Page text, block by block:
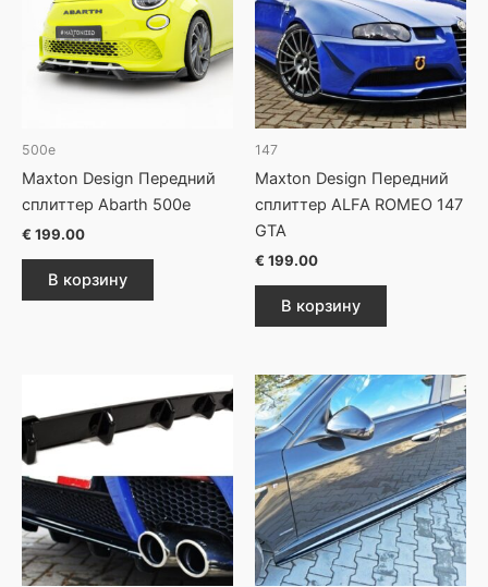
500e
Maxton Design Передний
сплиттер Abarth 500e
€ 199.00
В корзину
147
Maxton Design Передний
сплиттер ALFA ROMEO 147
GTA
€ 199.00
В корзину